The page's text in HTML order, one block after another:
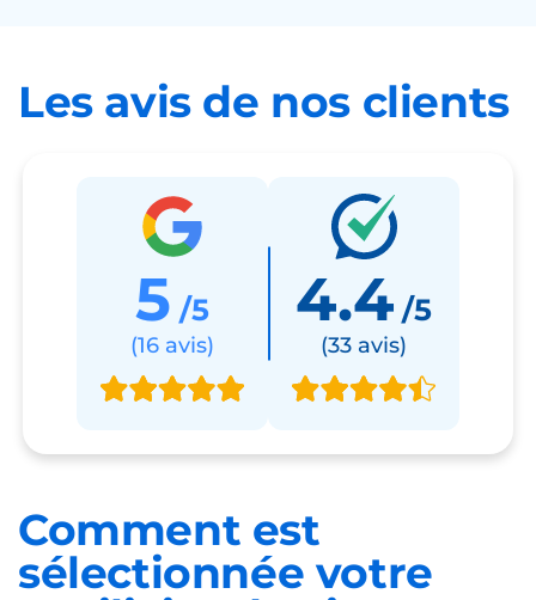
Les avis de nos clients
5 /5
(16 avis)
4.4 /5
(33 avis)
Comment est
sélectionnée votre